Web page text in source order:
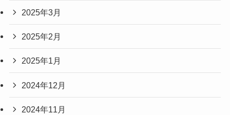
2025年3月
2025年2月
2025年1月
2024年12月
2024年11月